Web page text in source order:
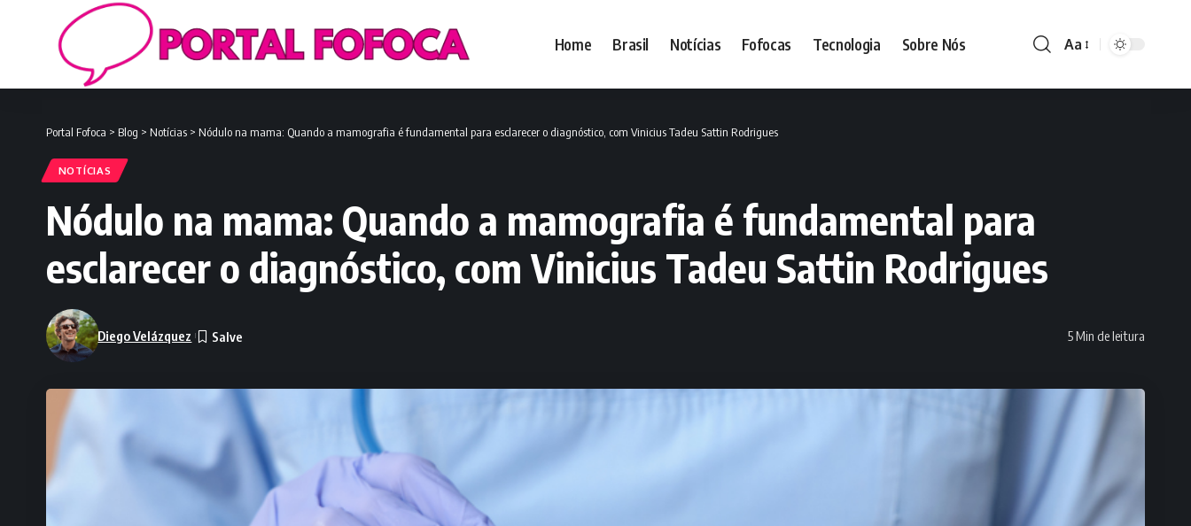
Home Brasil Notícias Fofocas Tecnologia Sobre Nós
Font
Aa
Portal Fofoca > Blog > Notícias > Nódulo na mama: Quando a mamografia é fundamental para esclarecer o diagnóstico, com Vinicius Tadeu Sattin Rodrigues
NOTÍCIAS
Nódulo na mama: Quando a mamografia é fundamental para
esclarecer o diagnóstico, com Vinicius Tadeu Sattin Rodrigues
Diego Velázquez 5 Min de leitura